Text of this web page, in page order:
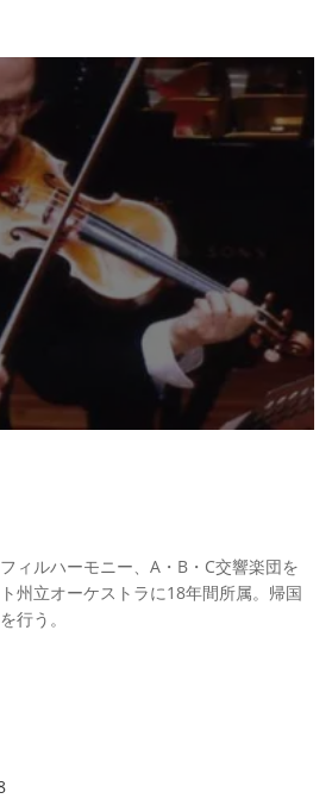
ィルハーモニー、A・B・C交響楽団を
州立オーケストラに18年間所属。帰国
行う。